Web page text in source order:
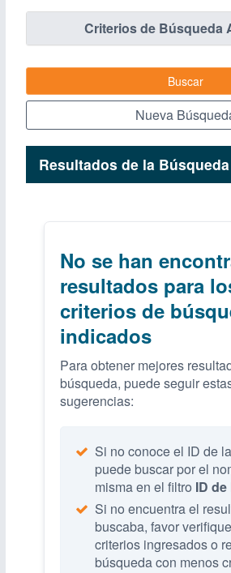
Criterios de Búsqueda
Buscar
Nueva
Resultados de la Búsqueda
No se han
resultados para
criterios de
indicados
Para obtener mejores
búsqueda, puede seguir
sugerencias:
Si no conoce el ID de
puede buscar por el
misma en el filtro ID
Si no encuentra el
buscaba, favor
criterios ingresados o
búsqueda con menos